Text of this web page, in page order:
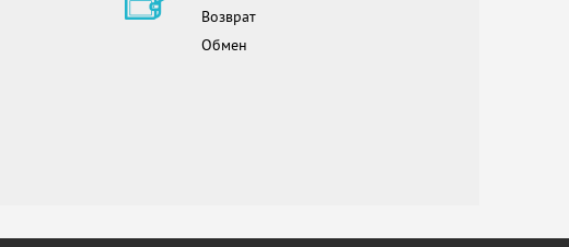
Возврат
Обмен